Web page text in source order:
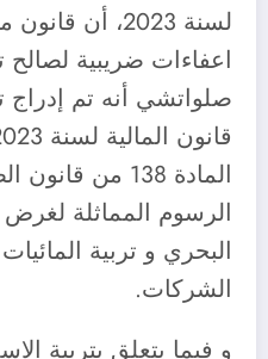
اعفاءات ضريبية لصالح
صلواتشي أنه تم
المادة 138 من
الرسوم المماثلة لغرض
البحري و تربية
الشركات.
و فيما يتعلق بتربية